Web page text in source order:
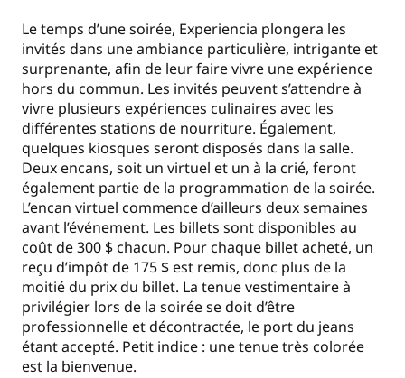
Le temps d’une soirée, Experiencia plongera les
invités dans une ambiance particulière, intrigante et
surprenante, afin de leur faire vivre une expérience
hors du commun. Les invités peuvent s’attendre à
vivre plusieurs expériences culinaires avec les
différentes stations de nourriture. Également,
quelques kiosques seront disposés dans la salle.
Deux encans, soit un virtuel et un à la crié, feront
également partie de la programmation de la soirée.
L’encan virtuel commence d’ailleurs deux semaines
avant l’événement. Les billets sont disponibles au
coût de 300 $ chacun. Pour chaque billet acheté, un
reçu d’impôt de 175 $ est remis, donc plus de la
moitié du prix du billet. La tenue vestimentaire à
privilégier lors de la soirée se doit d’être
professionnelle et décontractée, le port du jeans
étant accepté. Petit indice : une tenue très colorée
est la bienvenue.